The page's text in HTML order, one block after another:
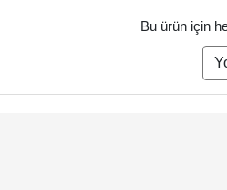
Bu ürün için